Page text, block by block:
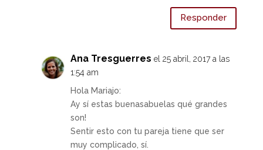
Responder
Ana Tresguerres el 25 abril, 2017 a las
1:54 am
Hola Mariajo:
Ay sí estas buenasabuelas qué grandes
son!
Sentir esto con tu pareja tiene que ser
muy complicado, sí.